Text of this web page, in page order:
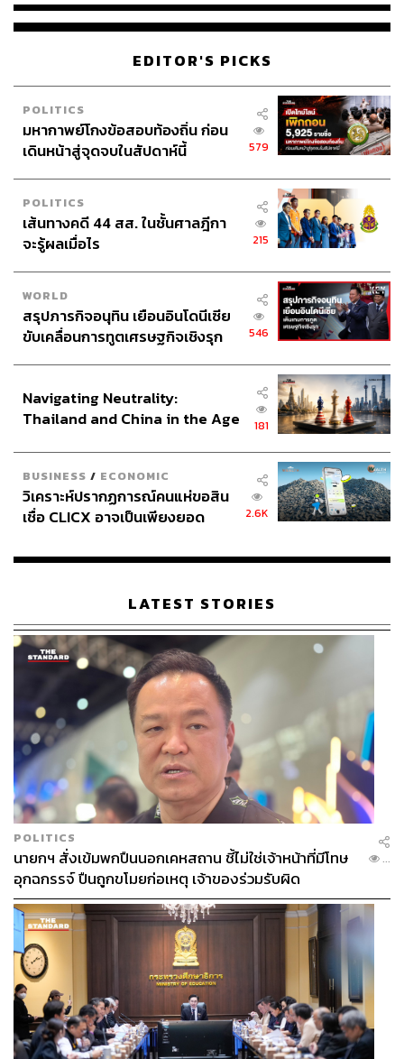
Bar ที่มีทั้งวงดนตรีแจ๊ซเล่นให้ฟังกันสดๆ ตั้งแต่
สามทุ่ม ส่วนเครื่องดื่มก็การันตีรางวัลระดับ
อันดับ 9 ของ Asia’s 50 Best Bars 2018
โอเรียนเต็ล กรุงเทพฯ โดยเปิดให้บริการทุกวัน
เวลา 17.00-24.00 น.
Marcello Scognamiglio
252
ABOUT THE AUTHOR
สรรเสริญ เกรียงปริญญากิจ
นักเขียนที่สนใจเรื่องอาหารการกินพอๆ กับ
การเมือง ชอบเดินถ่ายรูปตามถนน รักกา
รดื่มเนโกรนี สะสมปากกา และเป็นทาสแมว
ABOUT THE PHOTOGRAPHER
นักเขียนหนุ่มที่คลุกคลีอยู่ในวงการอาหารและ
เขียนเกี่ยวกับอาหารมากว่าทศวรรษ หลงใหล
ในอาหารและเครื่องดื่มแนวสร้างสรรค์ โดย
เฉพาะคราฟต์เบียร์
EDITOR'S PICKS
POLITICS
มหากาพย์โกงข้อสอบท้องถิ่น ก่อน
เดินหน้าสู่จุดจบในสัปดาห์นี้
579
POLITICS
เส้นทางคดี 44 สส. ในชั้นศาลฎีกา
จะรู้ผลเมื่อไร
215
WORLD
สรุปภารกิจอนุทิน เยือนอินโดนีเซีย
ขับเคลื่อนการทูตเศรษฐกิจเชิงรุก
546
Navigating Neutrality:
Thailand and China in the Age
181
BUSINESS / ECONOMIC
วิเคราะห์ปรากฏการณ์คนแห่ขอสิน
เชื่อ CLICX อาจเป็นเพียงยอด
เรือนไทยที่ถูกซุกไว้
2.6K
LATEST STORIES
POLITICS
นายกฯ สั่งเข้มพกปืนนอกเคหสถาน ชี้ไม่ใช่เจ้าหน้าที่มีโทษ
อุกฉกรรจ์ ปืนถูกขโมยก่อเหตุ เจ้าของร่วมรับผิด
...